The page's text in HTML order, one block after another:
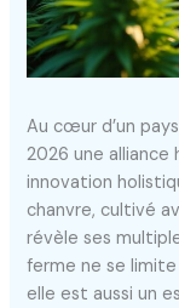
Au cœur d’un
2026 une
innovation
chanvre, cultivé
révèle ses
ferme ne se
elle est aussi un